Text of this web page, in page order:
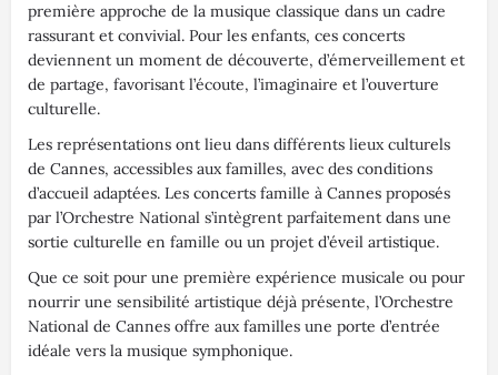
première approche de la musique classique dans un cadre
rassurant et convivial. Pour les enfants, ces concerts
deviennent un moment de découverte, d’émerveillement et
de partage, favorisant l’écoute, l’imaginaire et l’ouverture
culturelle.
Les représentations ont lieu dans différents lieux culturels
de Cannes, accessibles aux familles, avec des conditions
d’accueil adaptées. Les concerts famille à Cannes proposés
par l’Orchestre National s’intègrent parfaitement dans une
sortie culturelle en famille ou un projet d’éveil artistique.
Que ce soit pour une première expérience musicale ou pour
nourrir une sensibilité artistique déjà présente, l’Orchestre
National de Cannes offre aux familles une porte d’entrée
idéale vers la musique symphonique.